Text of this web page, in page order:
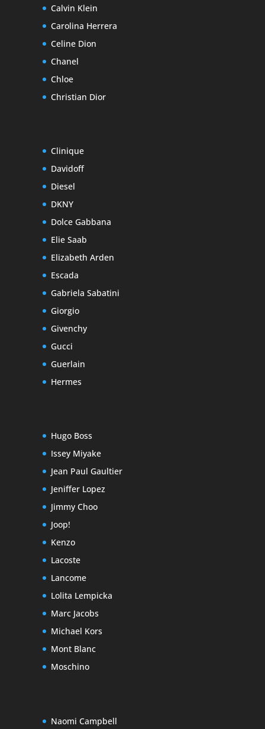
Calvin Klein
Carolina Herrera
Celine Dion
Chanel
Chloe
Christian Dior
Clinique
Davidoff
Diesel
DKNY
Dolce Gabbana
Elie Saab
Elizabeth Arden
Escada
Gabriela Sabatini
Giorgio
Givenchy
Gucci
Guerlain
Hermes
Hugo Boss
Issey Miyake
Jean Paul Gaultier
Jeniffer Lopez
Jimmy Choo
Joop!
Kenzo
Lacoste
Lancome
Lolita Lempicka
Marc Jacobs
Michael Kors
Mont Blanc
Moschino
Naomi Campbell